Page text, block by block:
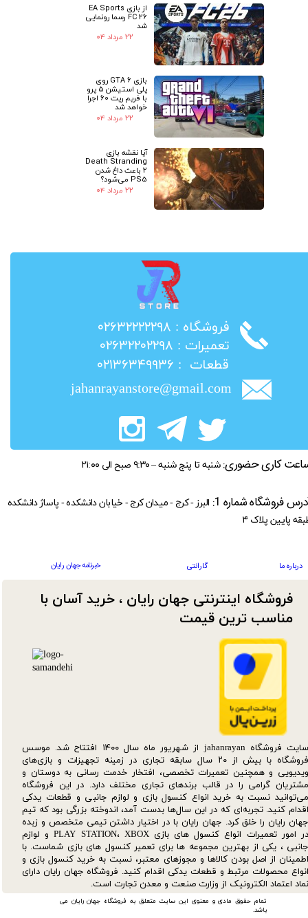
از بازی EA Sports
FC 26 رسما رونمایی
شد
۲۲ مرداد ۰۴
بازی GTA 6 روی
پلی استیشن 5 پرو
با فریم ریت 60 اجرا
خواهد شد
۲۲ مرداد ۰۴
آیا نقشه بازی
Death Stranding
2 باعث داغ شدن
PS5 می‌شود؟
۲۲ مرداد ۰۴
تمام حقوق مادی و معنوی این سایت متعلق به فروشگاه جهان رایان می
باشد.
​فروشگاه : ۰۲۶۳۲۲۲۲۲۹۸
​تعمیرات : ۰۲۶۳۲۲۰۲۲۹۸
​قطعات : ۰۲۱۳۶۳۴۹۹۳۶
jahanrayanstore@gmail.com
سایت فروشگاه jahanrayan از شهریور ماه سال ۱۴۰۰ افتتاح شد. موسس
فروشگاه با بیش از ۲۰ سال سابقه تجاری در زمینه تجهیزات و بازی‌های
ویدیویی و همچنین تعمیرات تخصصی، افتخار خدمت رسانی به دوستان و
مشتریان گرامی را در قالب برندهای تجاری مختلف دارد. در این فروشگاه
می‌توانید نسبت به خرید انواع کنسول بازی و لوازم جانبی و قطعات یدکی‌
اقدام کنید. تجربه‌ای که در این سال‌ها بدست آمد، اندوخته بزرگی بود که تیم
جهان رایان را خلق کرد. جهان رایان با در اختیار داشتن تیمی متخصص و زبده
در امور تعمیرات انواع کنسول های بازی PLAY STATION، XBOX و لوازم
جانبی ، یکی از بهترین مجموعه ها برای تعمیر کنسول های بازی شماست. با
اطمینان از اصل بودن کالاها و مجوزهای معتبر، نسبت به خرید کنسول بازی و
انواع محصولات مرتبط و قطعات یدکی اقدام کنید. فروشگاه جهان رایان دارای
نماد اعتماد الکترونیک از وزارت صنعت و معدن تجارت است.
فروشگاه اینترنتی جهان رایان ، خرید آسان با
مناسب ترین قیمت​​​​​​​
کاری حضوری: شنبه تا پنج شنبه – ۹:۳۰ صبح الی ۲۱:۰۰
درباره ما گارانتی خبرنامه جهان رایان
فروشگاه شماره 1:
البرز - کرج - میدان کرج - خیابان دانشکده - پاساژ دانشکده
پایین پلاک ۴